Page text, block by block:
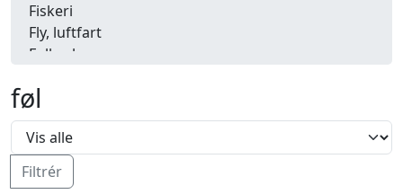
Fiskeri
Fly, luftfart
Folkeslag
Fritid, hobby
Frugt, grønt
Halloween
Håndværk
Haven
føl
Filtrér